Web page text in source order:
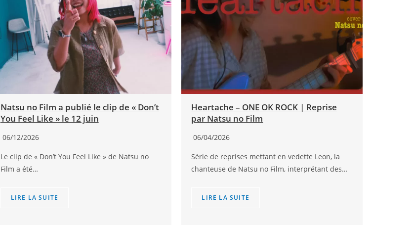
Natsu no Film a publié le clip de « Don’t
You Feel Like » le 12 juin
06/12/2026
Le clip de « Don’t You Feel Like » de Natsu no
Film a été…
LIRE LA SUITE
Heartache – ONE OK ROCK | Reprise
par Natsu no Film
06/04/2026
Série de reprises mettant en vedette Leon, la
chanteuse de Natsu no Film, interprétant des…
LIRE LA SUITE